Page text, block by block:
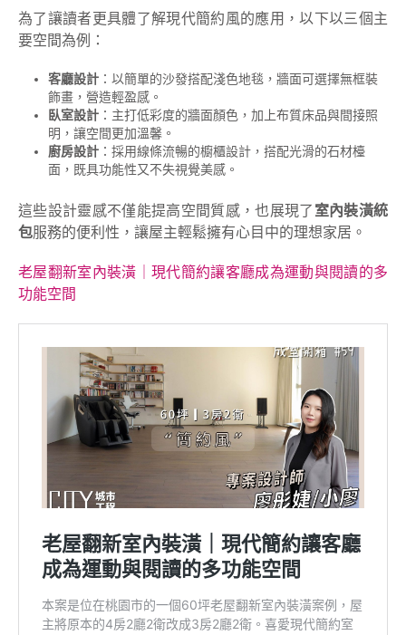
為了讓讀者更具體了解現代簡約風的應用，以下以三個主
要空間為例：
客廳設計：以簡單的沙發搭配淺色地毯，牆面可選擇無框裝
飾畫，營造輕盈感。
臥室設計：主打低彩度的牆面顏色，加上布質床品與間接照
明，讓空間更加溫馨。
廚房設計：採用線條流暢的櫥櫃設計，搭配光滑的石材檯
面，既具功能性又不失視覺美感。
這些設計靈感不僅能提高空間質感，也展現了 室內裝潢統
包服務的便利性，讓屋主輕鬆擁有心目中的理想家居。
老屋翻新室內裝潢｜現代簡約讓客廳成為運動與閱讀的多
功能空間